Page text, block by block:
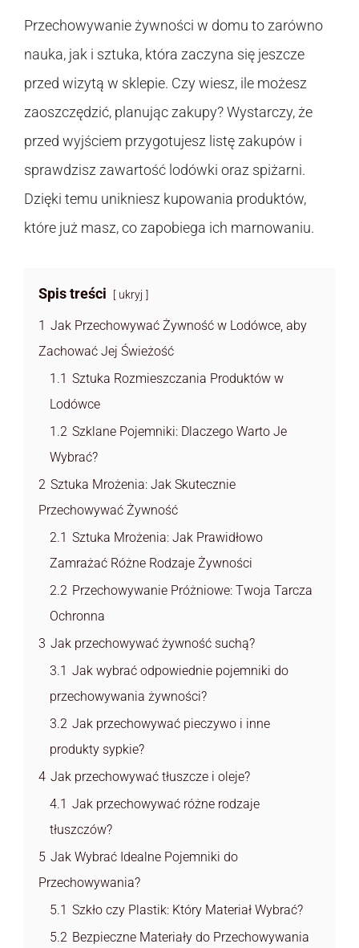
Przechowywanie żywności w domu to zarówno
nauka, jak i sztuka, która zaczyna się jeszcze
przed wizytą w sklepie. Czy wiesz, ile możesz
zaoszczędzić, planując zakupy? Wystarczy, że
przed wyjściem przygotujesz listę zakupów i
sprawdzisz zawartość lodówki oraz spiżarni.
Dzięki temu unikniesz kupowania produktów,
które już masz, co zapobiega ich marnowaniu.
Spis treści ukryj
1 Jak Przechowywać Żywność w Lodówce, aby
Zachować Jej Świeżość
1.1 Sztuka Rozmieszczania Produktów w
Lodówce
1.2 Szklane Pojemniki: Dlaczego Warto Je
Wybrać?
2 Sztuka Mrożenia: Jak Skutecznie
Przechowywać Żywność
2.1 Sztuka Mrożenia: Jak Prawidłowo
Zamrażać Różne Rodzaje Żywności
2.2 Przechowywanie Próżniowe: Twoja Tarcza
Ochronna
3 Jak przechowywać żywność suchą?
3.1 Jak wybrać odpowiednie pojemniki do
przechowywania żywności?
3.2 Jak przechowywać pieczywo i inne
produkty sypkie?
4 Jak przechowywać tłuszcze i oleje?
4.1 Jak przechowywać różne rodzaje
tłuszczów?
5 Jak Wybrać Idealne Pojemniki do
Przechowywania?
5.1 Szkło czy Plastik: Który Materiał Wybrać?
5.2 Bezpieczne Materiały do Przechowywania